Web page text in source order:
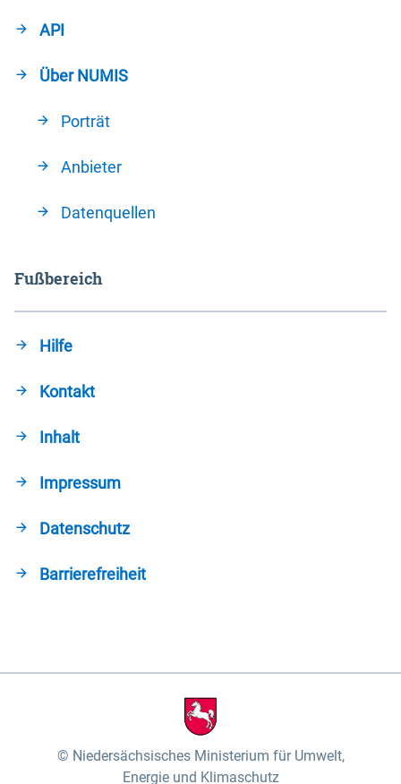
API
Über NUMIS
Porträt
Anbieter
Datenquellen
Fußbereich
Hilfe
Kontakt
Inhalt
Impressum
Datenschutz
Barrierefreiheit
Niedersächsisches Ministerium für Umwelt,
Energie und Klimaschutz